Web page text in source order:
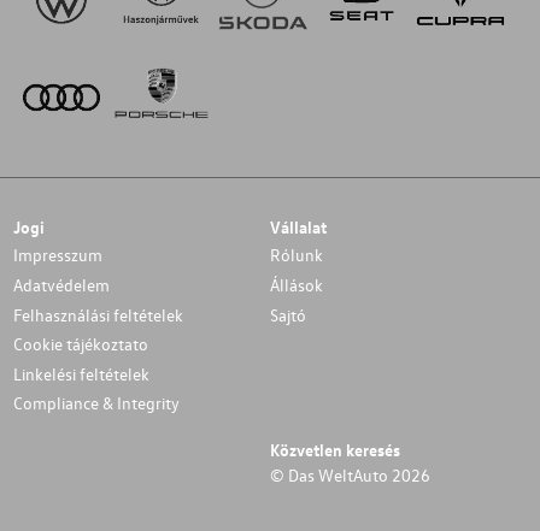
Jogi
Impresszum
Adatvédelem
Felhasználási feltételek
Cookie tájékoztato
Linkelési feltételek
Compliance & Integrity
Vállalat
Rólunk
Állások
Sajtó
Közvetlen keresés
© Das WeltAuto 2026